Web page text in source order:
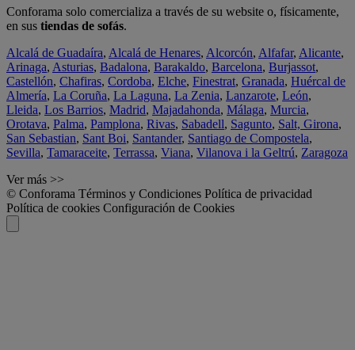
Conforama solo comercializa a través de su website o, físicamente,
en sus tiendas de sofás.
Alcalá de Guadaíra, Alcalá de Henares, Alcorcón, Alfafar, Alicante,
Arinaga, Asturias, Badalona, Barakaldo, Barcelona, Burjassot,
Castellón, Chafiras, Cordoba, Elche, Finestrat, Granada, Huércal de
Almería, La Coruña, La Laguna, La Zenia, Lanzarote, León,
Lleida, Los Barrios, Madrid, Majadahonda, Málaga, Murcia,
Orotava, Palma, Pamplona, Rivas, Sabadell, Sagunto, Salt, Girona,
San Sebastian, Sant Boi, Santander, Santiago de Compostela,
Sevilla, Tamaraceite, Terrassa, Viana, Vilanova i la Geltrú, Zaragoza
Ver más >>
© Conforama Términos y Condiciones Política de privacidad
Política de cookies Configuración de Cookies